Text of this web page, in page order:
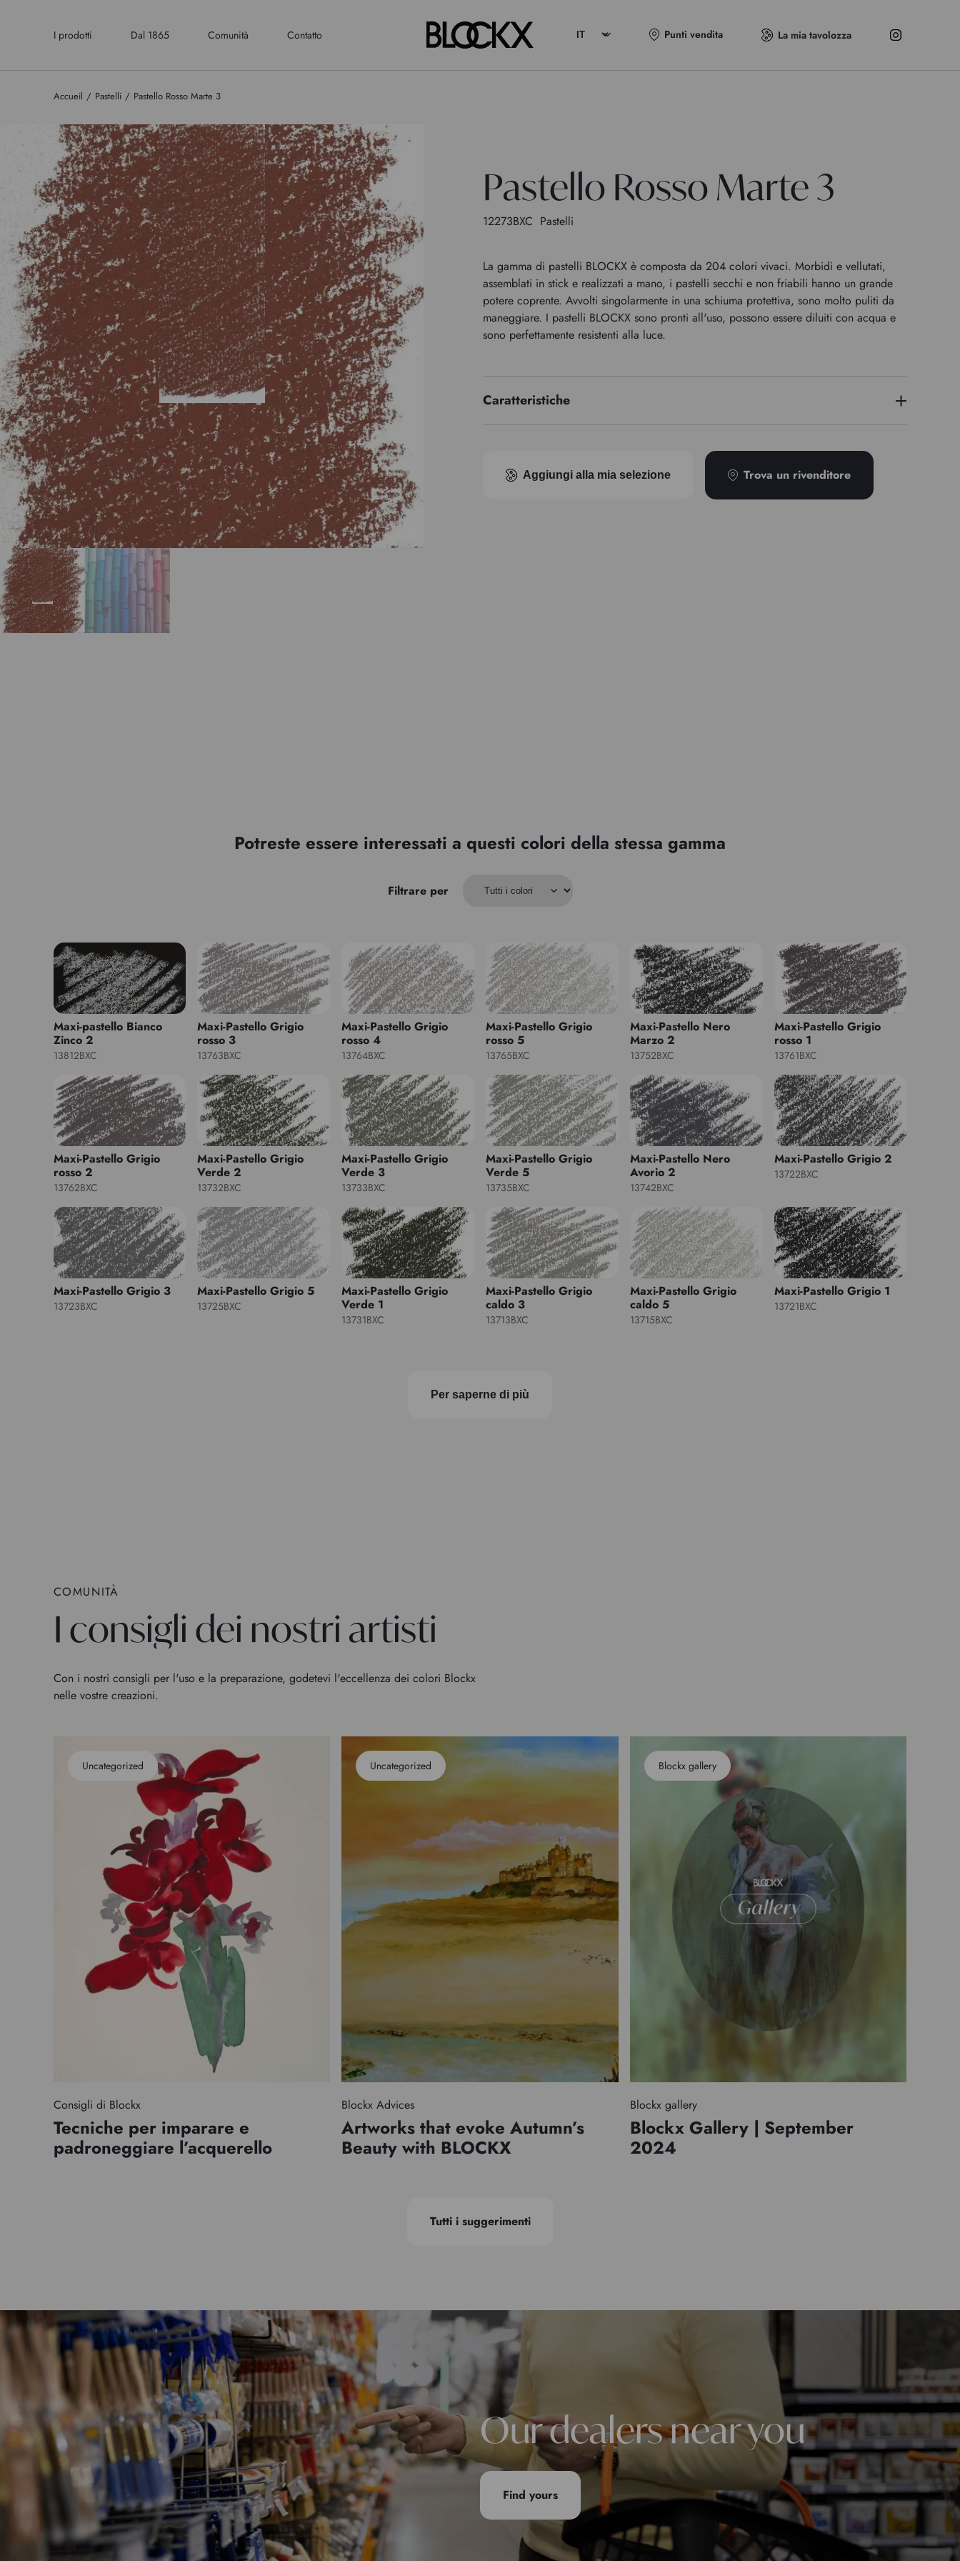
I prodotti Dal 1865 Comunità Contatto Punti vendita La mia tavolozza
Accueil Pastelli Pastello Rosso Marte 3
Pastello Rosso Marte 3
12273BXC Pastelli
La gamma di pastelli BLOCKX è composta da 204 colori vivaci. Morbidi e vellutati,
assemblati in stick e realizzati a mano, i pastelli secchi e non friabili hanno un grande
potere coprente. Avvolti singolarmente in una schiuma protettiva, sono molto puliti da
maneggiare. I pastelli BLOCKX sono pronti all'uso, possono essere diluiti con acqua e
sono perfettamente resistenti alla luce.
Caratteristiche
Aggiungi alla mia selezione Trova un rivenditore
Potreste essere interessati a questi colori della stessa gamma
Filtrare per
Maxi-pastello Bianco
Zinco 2
13812BXC
Maxi-Pastello Grigio
rosso 3
13763BXC
Maxi-Pastello Grigio
rosso 4
13764BXC
Maxi-Pastello Grigio
rosso 5
13765BXC
Maxi-Pastello Nero
Marzo 2
13752BXC
Maxi-Pastello Grigio
rosso 1
13761BXC
Maxi-Pastello Grigio
rosso 2
13762BXC
Maxi-Pastello Grigio
Verde 2
13732BXC
Maxi-Pastello Grigio
Verde 3
13733BXC
Maxi-Pastello Grigio
Verde 5
13735BXC
Maxi-Pastello Nero
Avorio 2
13742BXC
Maxi-Pastello Grigio 2
13722BXC
Maxi-Pastello Grigio 3
13723BXC
Maxi-Pastello Grigio 5
13725BXC
Maxi-Pastello Grigio
Verde 1
13731BXC
Maxi-Pastello Grigio
caldo 3
13713BXC
Maxi-Pastello Grigio
caldo 5
13715BXC
Maxi-Pastello Grigio 1
13721BXC
Per saperne di più
COMUNITÀ
I consigli dei nostri artisti
Con i nostri consigli per l'uso e la preparazione, godetevi l'eccellenza dei colori Blockx
nelle vostre creazioni.
Uncategorized
Consigli di Blockx
Tecniche per imparare e
padroneggiare l’acquerello
Uncategorized
Blockx Advices
Artworks that evoke Autumn’s
Beauty with BLOCKX
Blockx gallery
Blockx gallery
Blockx Gallery | September
2024
Tutti i suggerimenti
Our dealers near you
Find yours